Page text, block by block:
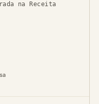
na Receita